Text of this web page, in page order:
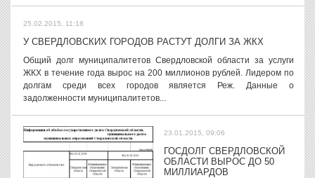
25.02.2015, 11:18
У СВЕРДЛОВСКИХ ГОРОДОВ РАСТУТ ДОЛГИ ЗА ЖКХ
Общий долг муниципалитетов Свердловской области за услуги
ЖКХ в течение года вырос на 200 миллионов рублей. Лидером по
долгам среди всех городов является Реж. Данные о
задолженности муниципалитетов...
23.01.2015, 09:06
ГОСДОЛГ СВЕРДЛОВСКОЙ
ОБЛАСТИ ВЫРОС ДО 50
МИЛЛИАРДОВ